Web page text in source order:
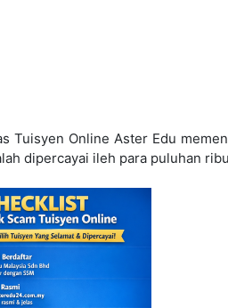
Tuisyen Online Aster Edu
dipercayai ileh para puluhan